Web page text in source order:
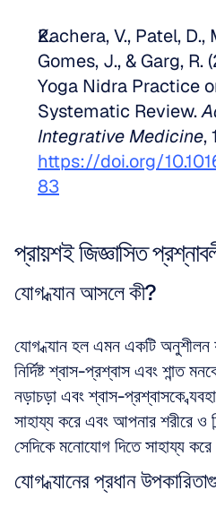
Kachera, V., Patel, D.,
Gomes, J., & Garg,
Yoga Nidra Practice
Systematic Review.
Integrative Medicine
https://doi.org/
83
প্রায়শই জিজ্ঞাসিত
যোগ ধ্যান আসলে কী?
যোগ ধ্যান হল এমন একটি অনুশীলন
নির্দিষ্ট শ্বাস-প্রশ্বাস এবং শান্ত
নড়াচড়া এবং শ্বাস-প্রশ্বাসকে
সাহায্য করে এবং আপনার শরীরে ও
সেদিকে মনোযোগ দিতে সাহায্য
যোগ ধ্যানের প্রধান